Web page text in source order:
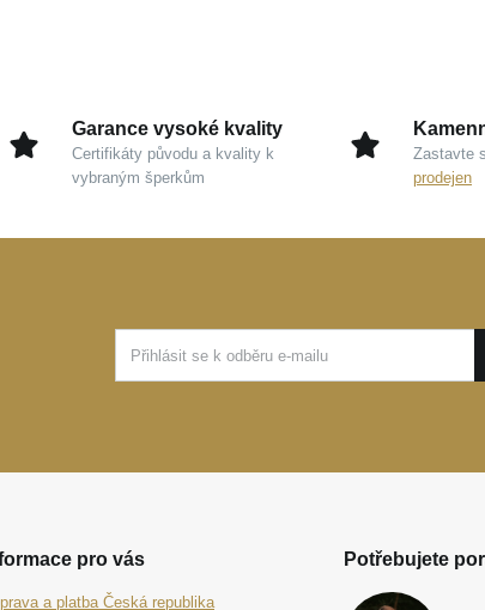
Garance vysoké kvality
Certifikáty původu a kvality k
vybraným šperkům
Zastavte
prodejen
pro vás
a platba Česká republika
Potřebujete